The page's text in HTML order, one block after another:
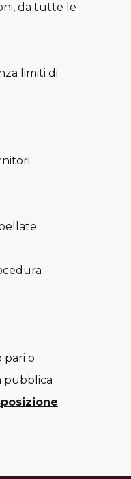
da tutte le
limiti di
pari o
pubblica